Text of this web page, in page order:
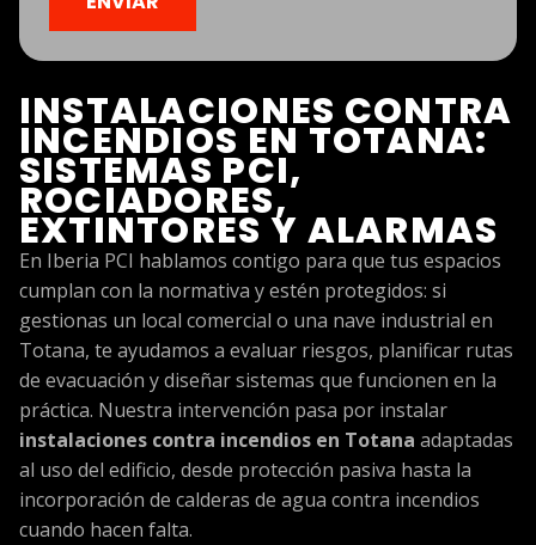
INSTALACIONES CONTRA
INCENDIOS EN TOTANA:
SISTEMAS PCI,
ROCIADORES,
EXTINTORES Y ALARMAS
En Iberia PCI hablamos contigo para que tus espacios
cumplan con la normativa y estén protegidos: si
gestionas un local comercial o una nave industrial en
Totana, te ayudamos a evaluar riesgos, planificar rutas
de evacuación y diseñar sistemas que funcionen en la
práctica. Nuestra intervención pasa por instalar
instalaciones contra incendios en Totana adaptadas
al uso del edificio, desde protección pasiva hasta la
incorporación de calderas de agua contra incendios
cuando hacen falta.